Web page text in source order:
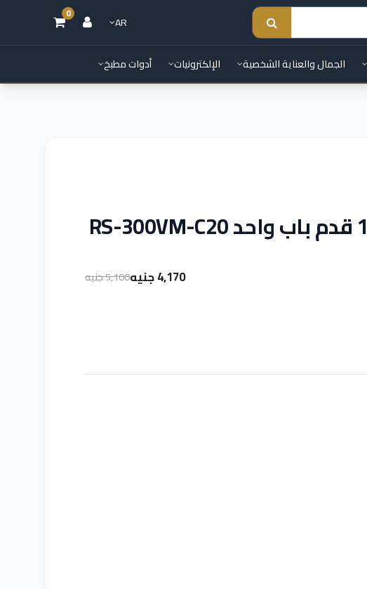
AR
0
الجمال والعناية الشخصية الإلكترونيات أدوات مطبخ
4,170 جنيه 5,100 جنيه